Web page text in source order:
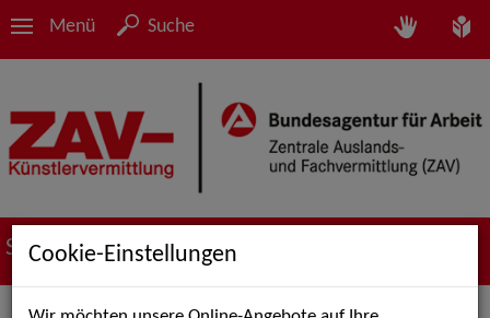
Menü Suche
Suche nach Künstler*innen
Cookie-Einstellungen